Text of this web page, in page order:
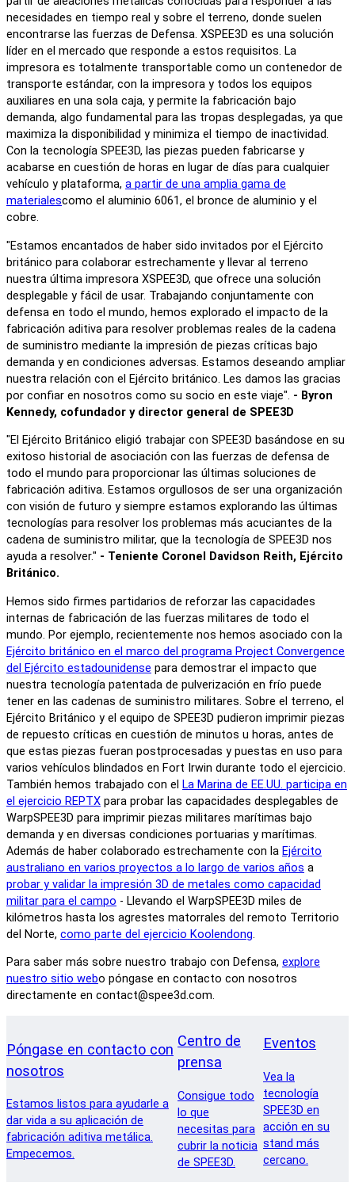
necesidades en tiempo real y sobre el terreno, donde suelen
encontrarse las fuerzas de Defensa. XSPEE3D es una solución
líder en el mercado que responde a estos requisitos. La
impresora es totalmente transportable como un contenedor de
transporte estándar, con la impresora y todos los equipos
auxiliares en una sola caja, y permite la fabricación bajo
demanda, algo fundamental para las tropas desplegadas, ya que
maximiza la disponibilidad y minimiza el tiempo de inactividad.
Con la tecnología SPEE3D, las piezas pueden fabricarse y
acabarse en cuestión de horas en lugar de días para cualquier
vehículo y plataforma, a partir de una amplia gama de
materialescomo el aluminio 6061, el bronce de aluminio y el
cobre.
"Estamos encantados de haber sido invitados por el Ejército
británico para colaborar estrechamente y llevar al terreno
nuestra última impresora XSPEE3D, que ofrece una solución
desplegable y fácil de usar. Trabajando conjuntamente con
defensa en todo el mundo, hemos explorado el impacto de la
fabricación aditiva para resolver problemas reales de la cadena
de suministro mediante la impresión de piezas críticas bajo
demanda y en condiciones adversas. Estamos deseando ampliar
nuestra relación con el Ejército británico. Les damos las gracias
por confiar en nosotros como su socio en este viaje". - Byron
Kennedy, cofundador y director general de SPEE3D
"El Ejército Británico eligió trabajar con SPEE3D basándose en su
exitoso historial de asociación con las fuerzas de defensa de
todo el mundo para proporcionar las últimas soluciones de
fabricación aditiva. Estamos orgullosos de ser una organización
con visión de futuro y siempre estamos explorando las últimas
tecnologías para resolver los problemas más acuciantes de la
cadena de suministro militar, que la tecnología de SPEE3D nos
ayuda a resolver." - Teniente Coronel Davidson Reith, Ejército
Británico.
Hemos sido firmes partidarios de reforzar las capacidades
internas de fabricación de las fuerzas militares de todo el
mundo. Por ejemplo, recientemente nos hemos asociado con la
Ejército británico en el marco del programa Project Convergence
del Ejército estadounidense para demostrar el impacto que
nuestra tecnología patentada de pulverización en frío puede
tener en las cadenas de suministro militares. Sobre el terreno, el
Ejército Británico y el equipo de SPEE3D pudieron imprimir piezas
de repuesto críticas en cuestión de minutos u horas, antes de
que estas piezas fueran postprocesadas y puestas en uso para
varios vehículos blindados en Fort Irwin durante todo el ejercicio.
También hemos trabajado con el La Marina de EE.UU. participa en
el ejercicio REPTX para probar las capacidades desplegables de
WarpSPEE3D para imprimir piezas militares marítimas bajo
demanda y en diversas condiciones portuarias y marítimas.
Además de haber colaborado estrechamente con la Ejército
australiano en varios proyectos a lo largo de varios años a
probar y validar la impresión 3D de metales como capacidad
militar para el campo - Llevando el WarpSPEE3D miles de
kilómetros hasta los agrestes matorrales del remoto Territorio
del Norte, como parte del ejercicio Koolendong.
Para saber más sobre nuestro trabajo con Defensa, explore
nuestro sitio webo póngase en contacto con nosotros
directamente en contact@spee3d.com.
Póngase en contacto con
nosotros
Estamos listos para ayudarle a
dar vida a su aplicación de
fabricación aditiva metálica.
Empecemos.
Centro de
prensa
Consigue todo
lo que
necesitas para
cubrir la noticia
de SPEE3D.
Eventos
Vea la
tecnología
SPEE3D en
acción en su
stand más
cercano.